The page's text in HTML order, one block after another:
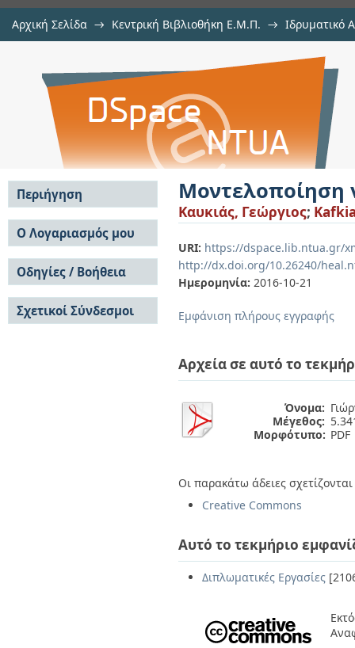
Αρχική Σελίδα → Κεντρική Βιβλιοθήκη Ε.Μ.Π. → Ιδρυματικό
Μοντελοποίηση νανοφωτονικών
Μοντελοποίηση
Καυκιάς, Γεώργιος;
URI: https://dspace.lib.ntua.gr/
http://dx.doi.org/10.26240/
Ημερομηνία: 2016-10-21
Εμφάνιση πλήρους εγγραφής
Αρχεία σε αυτό το
Όνομα:
Μέγεθος:
Μορφότυπο: PDF
Οι παρακάτω άδειες
Creative Commons
Αυτό το τεκμήριο
Διπλωματικές Εργασίες
Περιήγηση
Σε όλο το DSpace
Κοινότητες & Συλλογές
Ανά Ημερομηνία
Έκδοσης
Συγγραφείς
Τίτλοι
Θέματα
Ο Λογαριασμός μου
Σύνδεση
Εγγραφή
Οδηγίες / Βοήθεια
Οδηγίες Υποβολής
Οδηγίες Χρήσης ΙΑ
Συχνές Ερωτήσεις
Σχετικοί Σύνδεσμοι